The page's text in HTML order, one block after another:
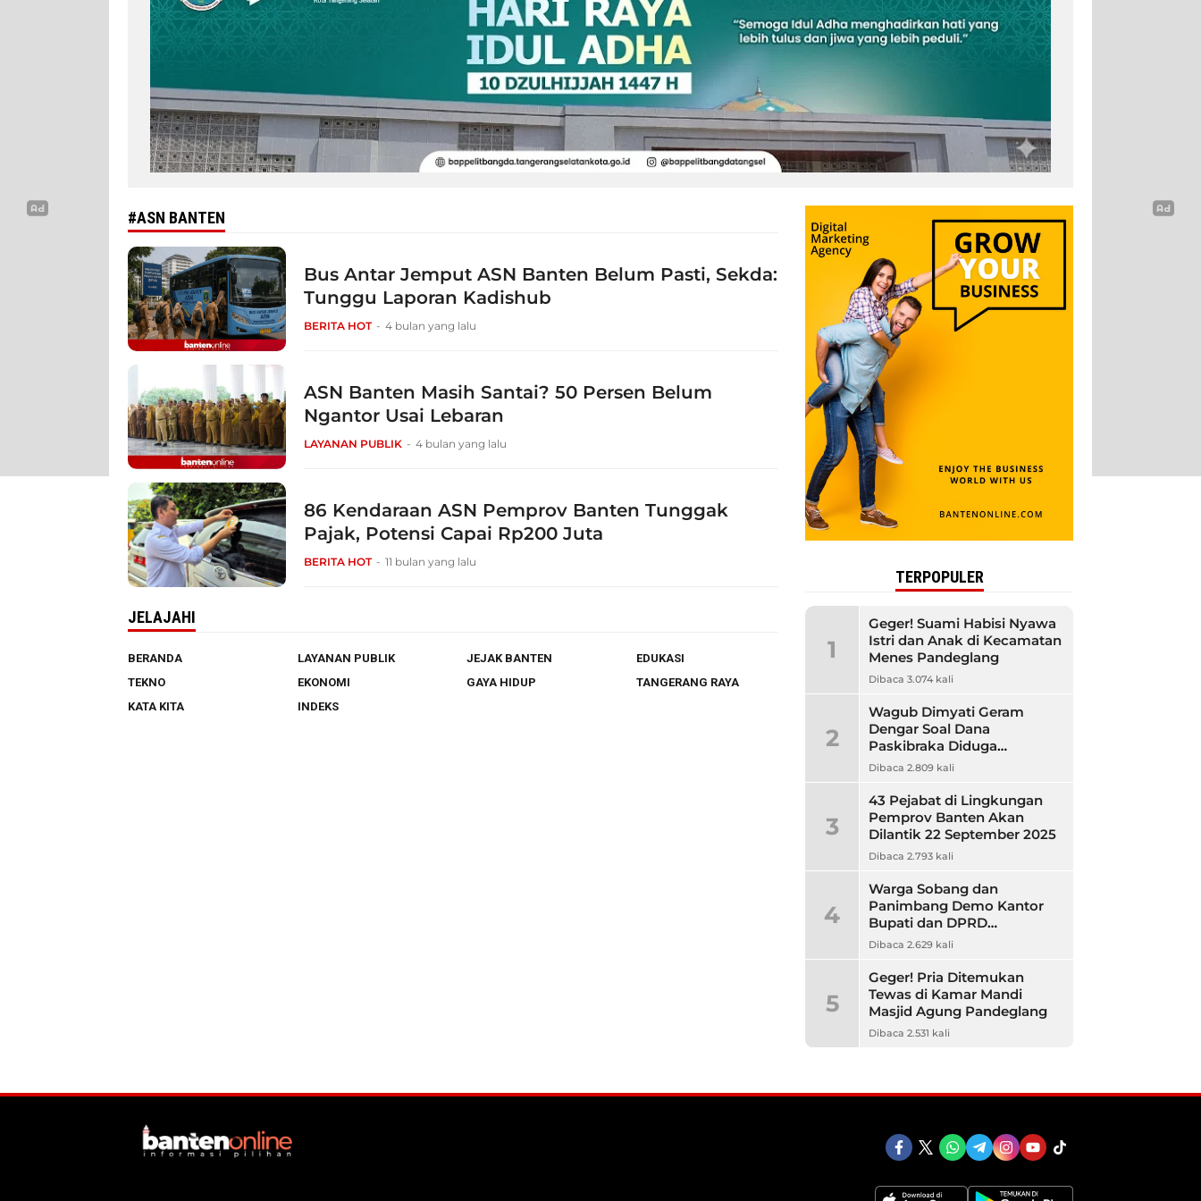
#ASN BANTEN
Bus Antar Jemput ASN Banten Belum Pasti, Sekda:
Tunggu Laporan Kadishub
BERITA HOT 4 bulan yang lalu
ASN Banten Masih Santai? 50 Persen Belum
Ngantor Usai Lebaran
LAYANAN PUBLIK 4 bulan yang lalu
86 Kendaraan ASN Pemprov Banten Tunggak
Pajak, Potensi Capai Rp200 Juta
BERITA HOT 11 bulan yang lalu
JELAJAHI
BERANDA LAYANAN PUBLIK JEJAK BANTEN
EDUKASI
TEKNO
EKONOMI GAYA HIDUP
TANGERANG RAYA
KATA KITA
INDEKS
TERPOPULER
1
Geger! Suami Habisi Nyawa
Istri dan Anak di Kecamatan
Menes Pandeglang
Dibaca 3.074 kali
2
Wagub Dimyati Geram
Dengar Soal Dana
Paskibraka Diduga
Bermasalah, Banyak
Dibaca 2.809 kali
3
43 Pejabat di Lingkungan
Pemprov Banten Akan
Dilantik 22 September 2025
Dibaca 2.793 kali
4
Warga Sobang dan
Panimbang Demo Kantor
Bupati dan DPRD
Pandeglang, Ini
Dibaca 2.629 kali
5
Geger! Pria Ditemukan
Tewas di Kamar Mandi
Masjid Agung Pandeglang
Dibaca 2.531 kali